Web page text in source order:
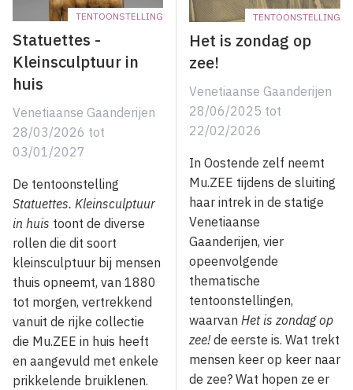
TENTOONSTELLING
Statuettes -
Kleinsculptuur in
huis
Venetiaanse Gaanderijen
28/03/2026 tot
03/01/2027
De tentoonstelling
Statuettes. Kleinsculptuur
in huis toont de diverse
rollen die dit soort
kleinsculptuur bij mensen
thuis opneemt, van 1880
tot morgen, vertrekkend
vanuit de rijke collectie
die Mu.ZEE in huis heeft
en aangevuld met enkele
prikkelende bruiklenen.
TENTOONSTELLING
Het is zondag op
zee!
Venetiaanse Gaanderijen
28/06/2025 tot
22/02/2026
In Oostende zelf neemt
Mu.ZEE tijdens de sluiting
haar intrek in de statige
Venetiaanse
Gaanderijen, vier
opeenvolgende
thematische
tentoonstellingen,
waarvan Het is zondag op
zee!de eerste is. Wat trekt
mensen keer op keer naar
de zee? Wat hopen ze er